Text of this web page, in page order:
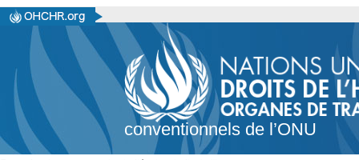
conventionnels de l’ONU